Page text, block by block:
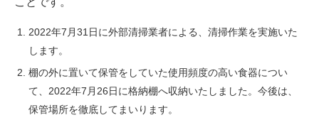
2022年7月31日に外部清掃業者による、清掃作業を実施いた
します。
棚の外に置いて保管をしていた使用頻度の高い食器につい
て、2022年7月26日に格納棚へ収納いたしました。今後は、
保管場所を徹底してまいります。